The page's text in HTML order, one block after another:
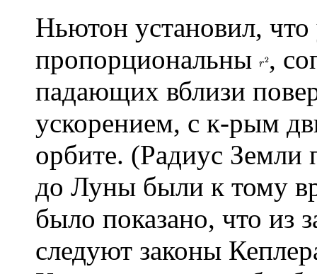
Ньютон установил, что
пропорциональны
,
падающих вблизи
ускорением, с к-рым
орбите. (Радиус Земли
до Луны были к тому
было показано, что из
следуют законы